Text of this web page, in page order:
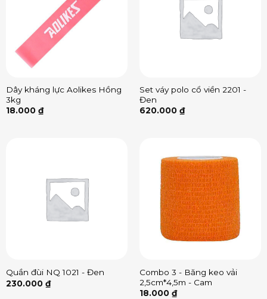
Dây kháng lực Aolikes Hồng
3kg
18.000 ₫
Set váy polo cổ viền 2201 -
Đen
620.000 ₫
Quần đùi NQ 1021 - Đen
230.000 ₫
Combo 3 - Băng keo vải
2,5cm*4,5m - Cam
18.000 ₫